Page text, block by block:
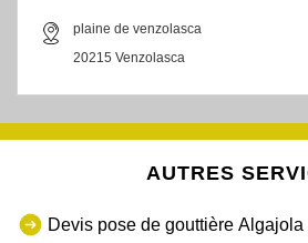
plaine de venzolasca
20215 Venzolasca
AUTRES
Devis pose de gouttière Algajola